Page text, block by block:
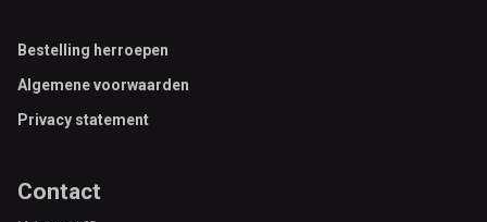
Footer
Bestelling herroepen
Algemene voorwaarden
Privacy statement
Contact